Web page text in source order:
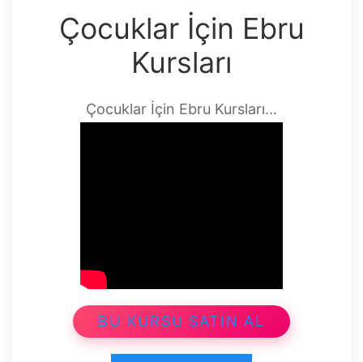
Çocuklar İçin Ebru
Kursları
Çocuklar İçin Ebru Kursları...
BU KURSU SATIN AL